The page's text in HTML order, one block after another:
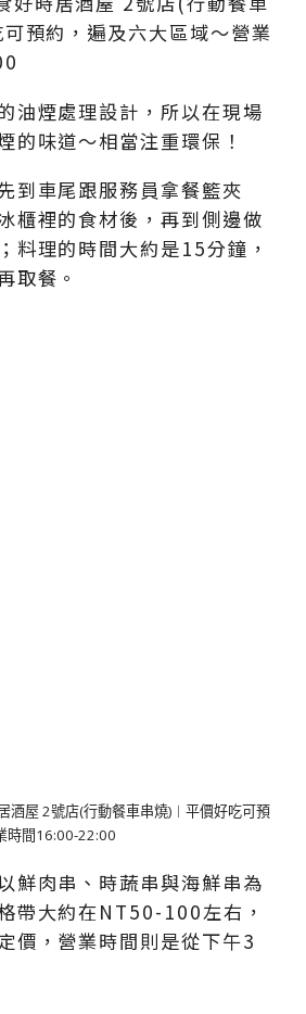
油煙處理設計，所以在現場
的味道～相當注重環保！
到車尾跟服務員拿餐籃夾
櫃裡的食材後，再到側邊做
料理的時間大約是15分鐘，
取餐。
鮮肉串、時蔬串與海鮮串為
帶大約在NT50-100左右，
價，營業時間則是從下午3